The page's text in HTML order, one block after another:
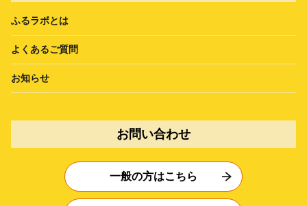
ふるラボとは
よくあるご質問
お知らせ
お問い合わせ
一般の方はこちら